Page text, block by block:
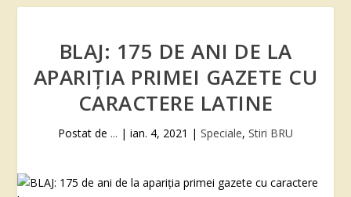
BLAJ: 175 DE ANI DE LA
APARIȚIA PRIMEI GAZETE CU
CARACTERE LATINE
Postat de ... | ian. 4, 2021 | Speciale, Stiri BRU